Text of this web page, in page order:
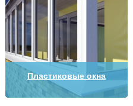
Пластиковые окна